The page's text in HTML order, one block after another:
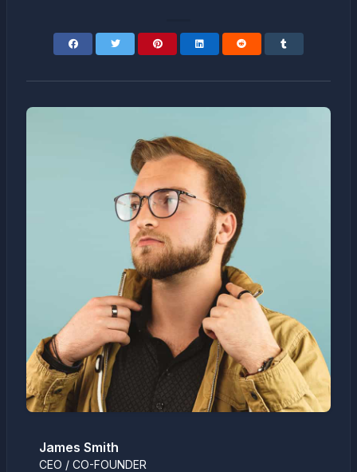
James Smith
CEO / CO-FOUNDER